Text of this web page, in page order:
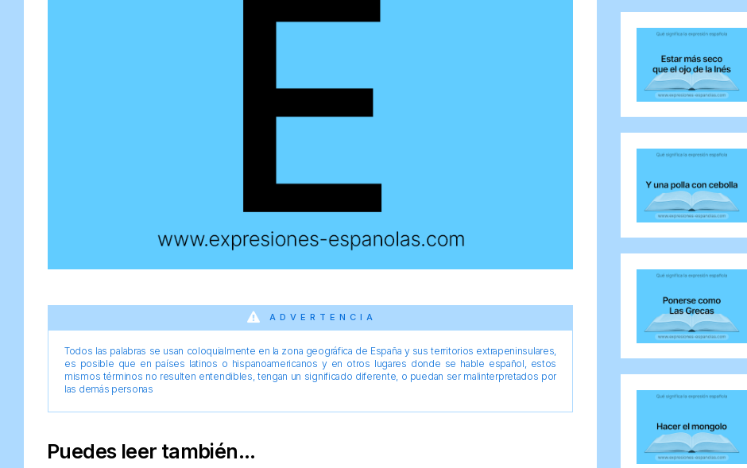
ADVERTENCIA
Todos las palabras se usan coloquialmente en la zona geográfica de España y sus territorios extrapeninsulares,
es posible que en países latinos o hispanoamericanos y en otros lugares donde se hable español, estos
mismos términos no resulten entendibles, tengan un significado diferente, o puedan ser malinterpretados por
las demás personas
Puedes leer también...